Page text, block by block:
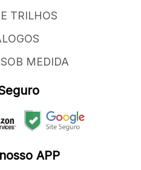
TRILHOS
MEDIDA
APP